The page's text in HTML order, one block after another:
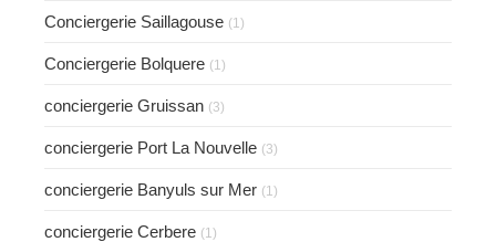
Conciergerie Saillagouse (1)
Conciergerie Bolquere (1)
conciergerie Gruissan (3)
conciergerie Port La Nouvelle (3)
conciergerie Banyuls sur Mer (1)
conciergerie Cerbere (1)